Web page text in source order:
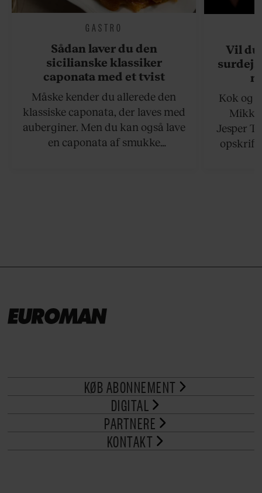
GASTRO
Sådan laver du den
sicilianske klassiker
caponata med et tvist
Måske kender du allerede den
klassiske caponata, der laves med
auberginer. Men du kan også lave
en caponata af smukke
Vil du
Kok og
Jesper
opskrift
KØB ABONNEMENT
DIGITAL
PARTNERE
KONTAKT